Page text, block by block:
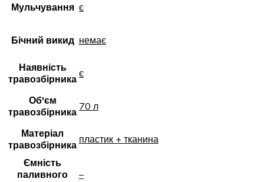
Мульчування є
Бічний викид немає
Наявність
травозбірника є
Об'єм
травозбірника 70 л
Матеріал
травозбірника пластик + тканина
Ємність
паливного
–